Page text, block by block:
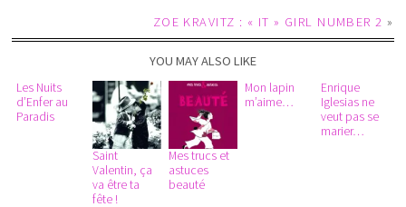
ZOE KRAVITZ : « IT » GIRL NUMBER 2 »
YOU MAY ALSO LIKE
Les Nuits
d’Enfer au
Paradis
Saint
Valentin, ça
va être ta
fête !
Mes trucs et
astuces
beauté
Mon lapin
m’aime…
Enrique
Iglesias ne
veut pas se
marier…